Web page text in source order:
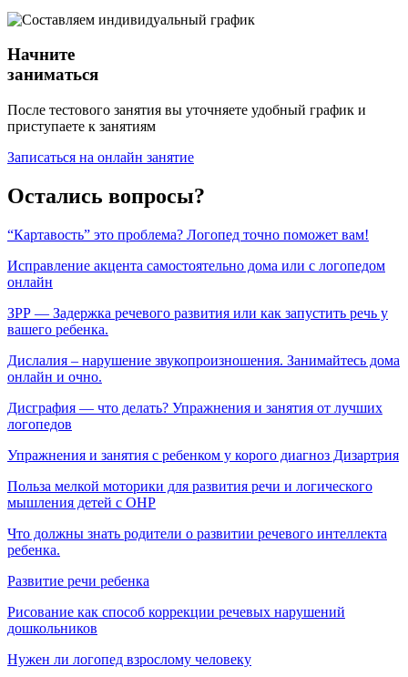
Начните
заниматься
После тестового занятия вы уточняете удобный график и
приступаете к занятиям
Записаться на онлайн занятие
Остались вопросы?
“Картавость” это проблема? Логопед точно поможет вам!
Исправление акцента самостоятельно дома или с логопедом
онлайн
ЗРР — Задержка речевого развития или как запустить речь у
вашего ребенка.
Дислалия – нарушение звукопроизношения. Занимайтесь дома
онлайн и очно.
Дисграфия — что делать? Упражнения и занятия от лучших
логопедов
Упражнения и занятия с ребенком у корого диагноз Дизартрия
Польза мелкой моторики для развития речи и логического
мышления детей с ОНР
Что должны знать родители о развитии речевого интеллекта
ребенка.
Развитие речи ребенка
Рисование как способ коррекции речевых нарушений
дошкольников
Нужен ли логопед взрослому человеку